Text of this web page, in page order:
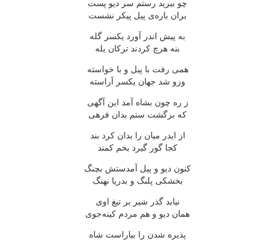
چو ببرید رستم سر دیو پست
بران باره‌ی پیل پیکر نشست
به پیش اندر آورد یکسر گله
بنه هرچ کردند ترکان یله
همی رفت با پیل و با خواسته
وزو شد جهان یکسر آراسته
ز ره چون بشاه آمد این آگهی
که برگشت ستم بدان فرهی
از ایدر میان را بدان کرد بند
کجا گور گیرد بخم کمند
کنون دیو و پیل آمدستش بچنگ
بخشکی پلنگ و بدریا نهنگ
نیابد گذر شیر بر تیغ اوی
همان دیو و هم مردم کینه‌جوی
پذیره شدن را بیاراست شاه